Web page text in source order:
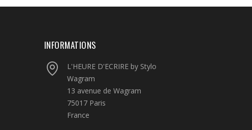
INFORMATIONS
L'HEURE D'ECRIRE by Stylo
Wagram
13 avenue de Wagram
75017 Paris
France